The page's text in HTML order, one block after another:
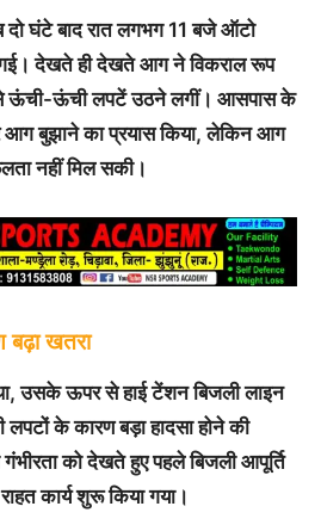
घंटे बाद रात लगभग 11 बजे ऑटो
देखते ही देखते आग ने विकराल रूप
से ऊंची-ऊंची लपटें उठने लगीं। आसपास के
आग बुझाने का प्रयास किया, लेकिन आग
नहीं मिल सकी।
बढ़ा खतरा
उसके ऊपर से हाई टेंशन बिजली लाइन
के कारण बड़ा हादसा होने की
को देखते हुए पहले बिजली आपूर्ति
कार्य शुरू किया गया।